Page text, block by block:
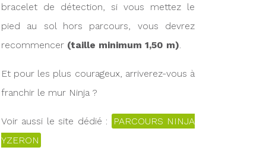
bracelet de détection, si vous mettez le
pied au sol hors parcours, vous devrez
recommencer (taille minimum 1,50 m)
Et pour les plus courageux, arriverez-vous à
franchir le mur Ninja ?
Voir aussi le site dédié :
PARCOURS NINJA
YZERON